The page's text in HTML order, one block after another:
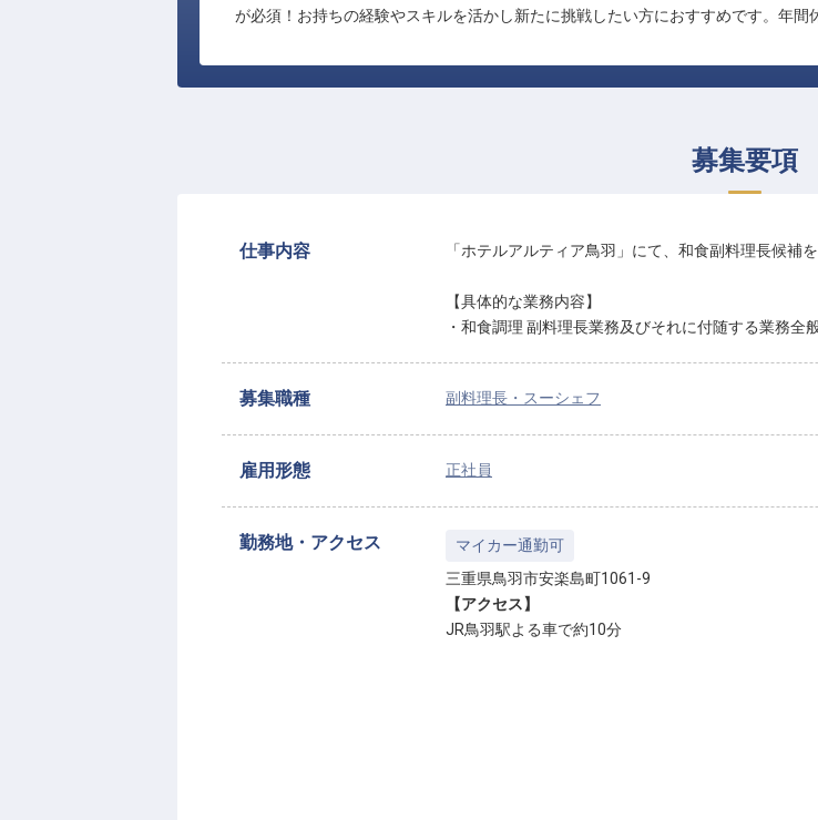
が必須！お持ちの経験やスキルを活かし新たに挑戦したい方におすすめです。年
募集要項
仕事内容 「ホテルアルティア鳥羽」にて、和食副料理長候補
【具体的な業務内容】
・和食調理 副料理長業務及びそれに付随する業務全
募集職種 副料理長・スーシェフ
雇用形態 正社員
勤務地・アクセス
マイカー通勤可
三重県鳥羽市安楽島町1061-9
【アクセス】
JR鳥羽駅よる車で約10分